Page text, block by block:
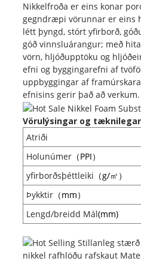
Nikkelfroða er eins konar
gegndræpi vörunnar er eins
létt þyngd, stórt yfirborð,
góð vinnsluárangur; með
vörn, hljóðupptöku og
efni og byggingarefni af
uppbyggingar af
efnisins gerir það að verkum.
Vörulýsingar og
Atriði
Holunúmer（PPI）
yfirborðsþéttleiki （g/㎡）
Þykktir（mm）
Lengd/breidd Mál(mm)